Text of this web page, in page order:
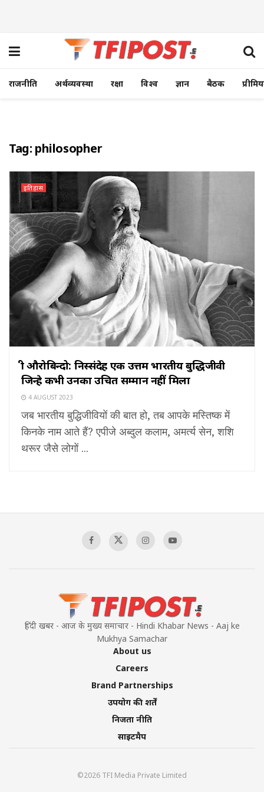
राजनीति अर्थव्यवस्था रक्षा विश्व ज्ञान बैठक
Tag: philosopher
इतिहास
श्री औरोबिन्दो: निस्संदेह एक उत्तम भारतीय बुद्धिजीवी
जिन्हे कभी उनका उचित सम्मान नहीं मिला
4 AUGUST 2023
जब भारतीय बुद्धिजीवियों की बात हो, तब आपके मस्तिष्क में
किनके नाम आते हैं? एपीजे अब्दुल कलाम, अमर्त्य सेन, शशि
थरूर जैसे लोगों ...
हिंदी खबर - आज के मुख्य समाचार - Hindi Khabar News - Aaj ke
Mukhya Samachar
About us
Careers
Brand Partnerships
उपयोग की शर्तें
निजता नीति
साइटमैप
©2026 TFI Media Private Limited